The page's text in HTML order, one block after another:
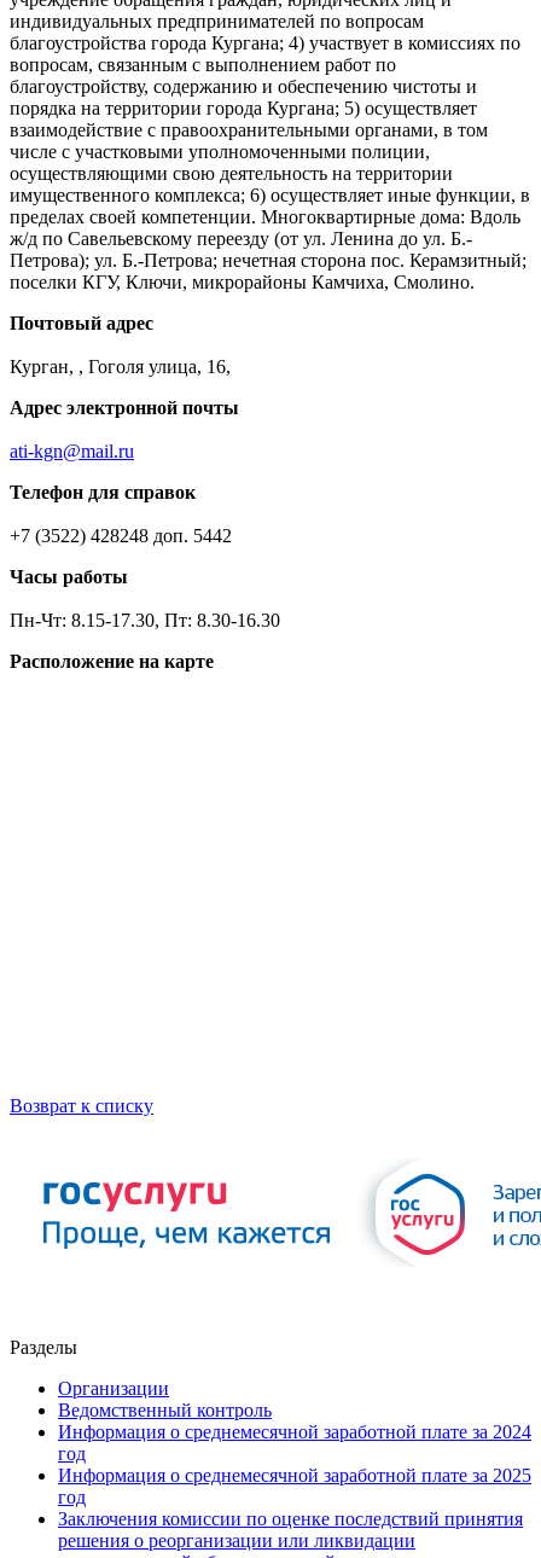
индивидуальных предпринимателей по вопросам
благоустройства города Кургана; 4) участвует в комиссиях по
вопросам, связанным с выполнением работ по
благоустройству, содержанию и обеспечению чистоты и
порядка на территории города Кургана; 5) осуществляет
взаимодействие с правоохранительными органами, в том
числе с участковыми уполномоченными полиции,
осуществляющими свою деятельность на территории
имущественного комплекса; 6) осуществляет иные функции, в
пределах своей компетенции. Многоквартирные дома: Вдоль
ж/д по Савельевскому переезду (от ул. Ленина до ул. Б.-
Петрова); ул. Б.-Петрова; нечетная сторона пос. Керамзитный;
поселки КГУ, Ключи, микрорайоны Камчиха, Смолино.
Почтовый адрес
Курган, , Гоголя улица, 16,
Адрес электронной почты
ati-kgn@mail.ru
Телефон для справок
+7 (3522) 428248 доп. 5442
Часы работы
Пн-Чт: 8.15-17.30, Пт: 8.30-16.30
Расположение на карте
Возврат к списку
Разделы
Организации
Ведомственный контроль
Информация о среднемесячной заработной плате за 2024
год
Информация о среднемесячной заработной плате за 2025
год
Заключения комиссии по оценке последствий принятия
решения о реорганизации или ликвидации